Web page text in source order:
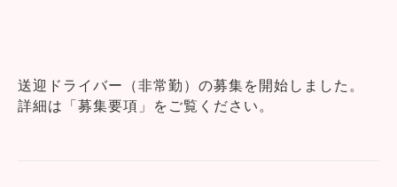
送迎ドライバー（非常勤）の募集を開始しました。
詳細は「募集要項」をご覧ください。